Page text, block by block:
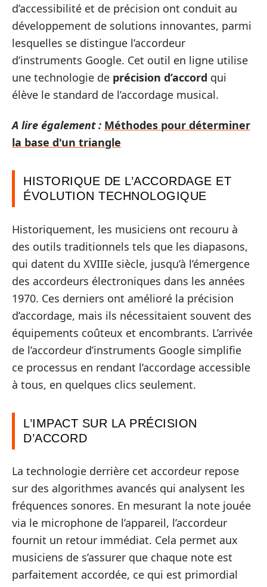
d’accessibilité et de précision ont conduit au
développement de solutions innovantes, parmi
lesquelles se distingue l’accordeur
d’instruments Google. Cet outil en ligne utilise
une technologie de précision d’accord qui
élève le standard de l’accordage musical.
A lire également : Méthodes pour déterminer
la base d'un triangle
HISTORIQUE DE L’ACCORDAGE ET
ÉVOLUTION TECHNOLOGIQUE
Historiquement, les musiciens ont recouru à
des outils traditionnels tels que les diapasons,
qui datent du XVIIIe siècle, jusqu’à l’émergence
des accordeurs électroniques dans les années
1970. Ces derniers ont amélioré la précision
d’accordage, mais ils nécessitaient souvent des
équipements coûteux et encombrants. L’arrivée
de l’accordeur d’instruments Google simplifie
ce processus en rendant l’accordage accessible
à tous, en quelques clics seulement.
L’IMPACT SUR LA PRÉCISION
D’ACCORD
La technologie derrière cet accordeur repose
sur des algorithmes avancés qui analysent les
fréquences sonores. En mesurant la note jouée
via le microphone de l’appareil, l’accordeur
fournit un retour immédiat. Cela permet aux
musiciens de s’assurer que chaque note est
parfaitement accordée, ce qui est primordial